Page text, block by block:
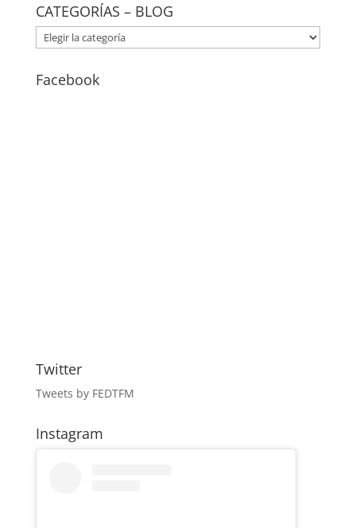
CATEGORÍAS – BLOG
CATEGORÍAS
–
Facebook
Twitter
Tweets by FEDTFM
Instagram